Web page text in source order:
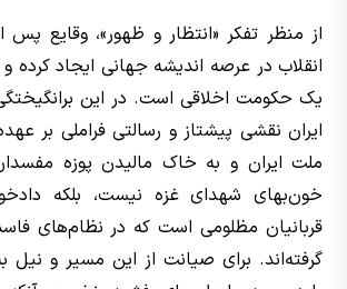
از منظر تفکر «انتظار و ظهور»، وقایع پس
انقلاب در عرصه اندیشه جهانی ایجاد کرده
یک حکومت اخلاقی است. در این برانگیختگی
ایران نقشی پیشتاز و رسالتی فراملی بر
ملت ایران و به خاک مالیدن پوزه مفسدان
خون‌بهای شهدای غزه نیست، بلکه
قربانیان مظلومی است که در نظام‌های
گرفته‌اند. برای صیانت از این مسیر و نیل